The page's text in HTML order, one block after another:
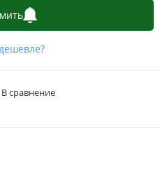
В сравнение